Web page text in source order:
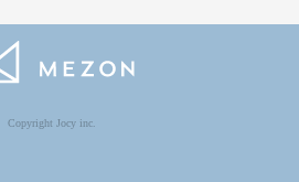
Copyright Jocy inc.